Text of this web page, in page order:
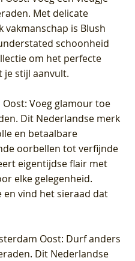
Met delicate
is Blush
schoonheid
om het perfecte
je stijl aanvult.
Oost: Voeg glamour toe
Dit Nederlandse merk
en betaalbare
oorbellen tot verfijnde
eigentijdse flair met
elke gelegenheid.
en vind het sieraad dat
Oost: Durf anders
Dit Nederlandse